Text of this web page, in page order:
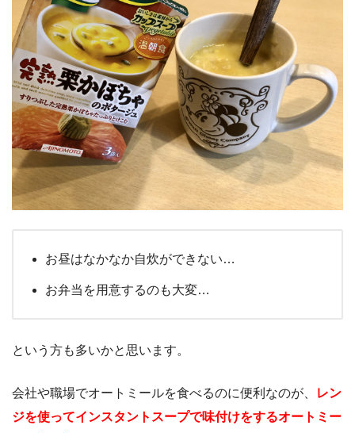
お昼はなかなか自炊ができない…
お弁当を用意するのも大変…
という方も多いかと思います。
会社や職場でオートミールを食べるのに便利なのが、
レン
ジを使ってインスタントスープで味付けをするオートミー